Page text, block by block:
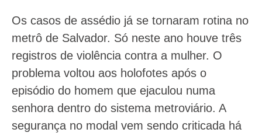
Os casos de assédio já se tornaram rotina no
metrô de Salvador. Só neste ano houve três
registros de violência contra a mulher. O
problema voltou aos holofotes após o
episódio do homem que ejaculou numa
senhora dentro do sistema metroviário. A
segurança no modal vem sendo criticada há